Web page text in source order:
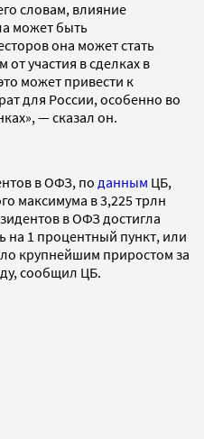
словам, влияние
может быть
она может стать
участия в сделках в
может привести к
для России, особенно во
— сказал он.
в ОФЗ, по данным ЦБ,
максимума в 3,225 трлн
в ОФЗ достигла
на 1 процентный пункт, или
крупнейшим приростом за
сообщил ЦБ.